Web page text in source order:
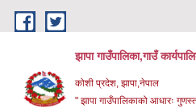
Skip to main content
झापा गाउँपालिका,गाउँ
कोशी प्रदेश, झापा,नेपाल
" झापा गाउँपालिकाको आधारः